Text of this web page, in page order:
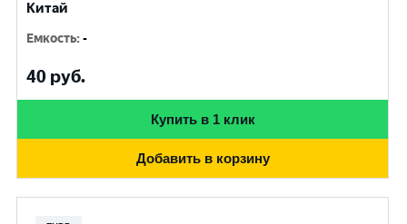
Китай
Емкость:-
40 руб.
Купить в 1 клик
Добавить в корзину